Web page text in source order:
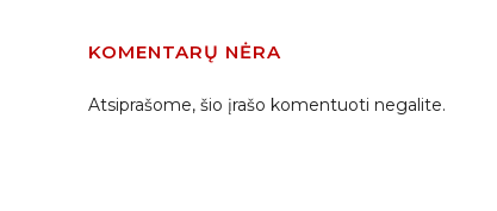
KOMENTARŲ NĖRA
Atsiprašome, šio įrašo komentuoti negalite.